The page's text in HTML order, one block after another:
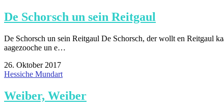
De Schorsch un sein Reitgaul
De Schorsch un sein Reitgaul De Schorsch, der wollt en Reitgaul
aagezooche un e…
26. Oktober 2017
Hessiche Mundart
Weiber, Weiber